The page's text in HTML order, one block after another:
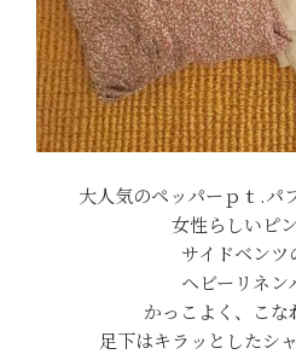
大人気のペッパーｐｔ.パ
女性らしいピン
サイドベンツ
ヘビーリネン
かっこよく、こな
足下はキラッとしたシ